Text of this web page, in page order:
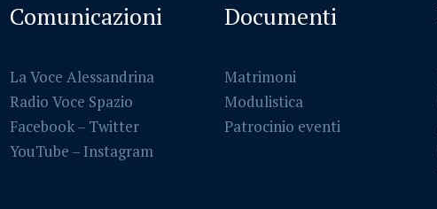
Comunicazioni
La Voce Alessandrina
Radio Voce Spazio
Facebook– Twitter
YouTube – Instagram
Documenti
Matrimoni
Modulistica
Patrocinio eventi